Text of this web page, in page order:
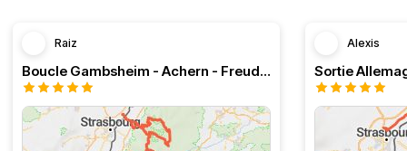
Raiz
Boucle Gambsheim - Achern - Freudenstadt - Triberg
Alexis
Sortie